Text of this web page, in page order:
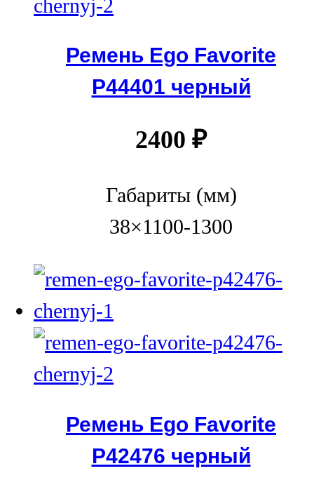
Ремень Ego Favorite
P44401 черный
2400 ₽
Габариты (мм)
38×1100-1300
Ремень Ego Favorite
P42476 черный